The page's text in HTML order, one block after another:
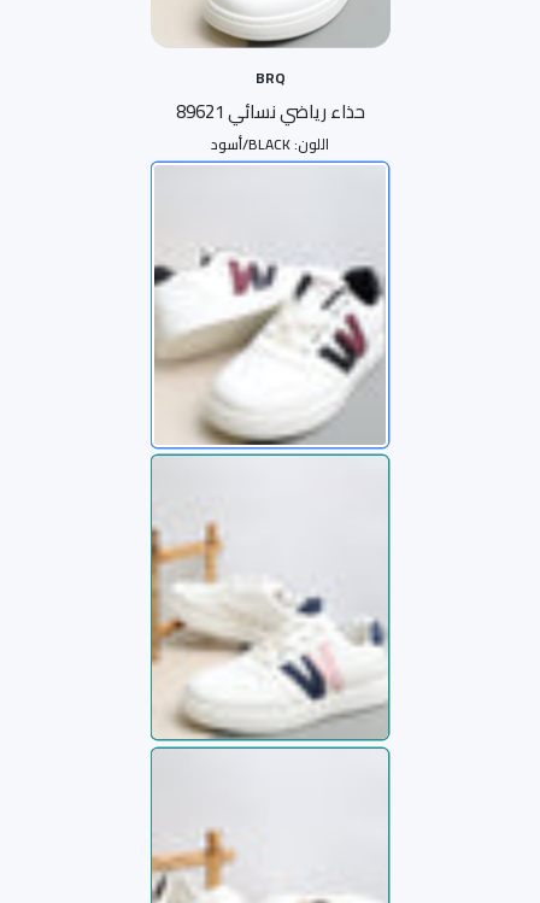
BRQ
حذاء رياضي نسائي 89621
اللون:BLACK/أسود